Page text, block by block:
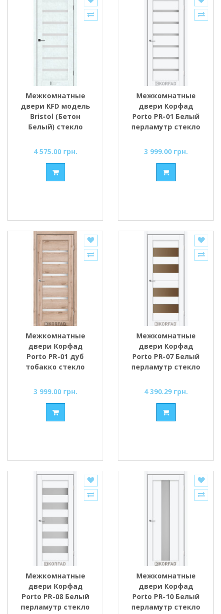
Межкомнатные
двери KFD модель
Bristol (Бетон
Белый) стекло
4 575.00 грн.
Межкомнатные
двери Корфад
Porto PR-01 Белый
перламутр стекло
3 999.00 грн.
Межкомнатные
двери Корфад
Porto PR-01 дуб
тобакко стекло
3 999.00 грн.
Межкомнатные
двери Корфад
Porto PR-07 Белый
перламутр стекло
4 390.29 грн.
Межкомнатные
двери Корфад
Porto PR-08 Белый
перламутр стекло
Межкомнатные
двери Корфад
Porto PR-10 Белый
перламутр стекло